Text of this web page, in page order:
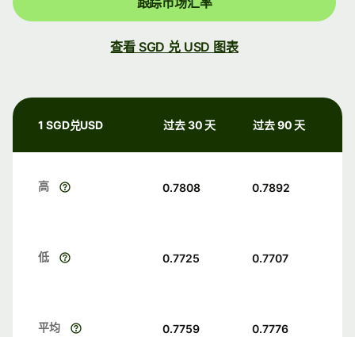
查看 SGD 兑 USD 图表
1 SGD兑USD 过去 30 天 过去 90 天
高 0.7808 0.7892
低 0.7725 0.7707
平均 0.7759 0.7776